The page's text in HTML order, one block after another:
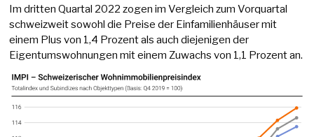
Im dritten Quartal 2022 zogen im Vergleich zum Vorquartal
schweizweit sowohl die Preise der Einfamilienhäuser mit
einem Plus von 1,4 Prozent als auch diejenigen der
Eigentumswohnungen mit einem Zuwachs von 1,1 Prozent an.